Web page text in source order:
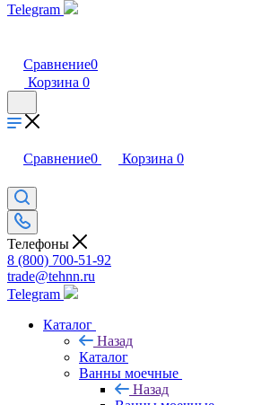
Telegram
Сравнение0
Корзина 0
Сравнение0 Корзина 0
Телефоны
8 (800) 700-51-92
trade@tehnn.ru
Telegram
Каталог
Назад
Каталог
Ванны моечные
Назад